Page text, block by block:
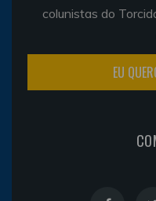
colunistas do
EU